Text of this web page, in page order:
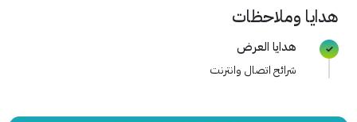
هدايا وملاحظات
هدايا العرض
شرائح اتصال وانترنت